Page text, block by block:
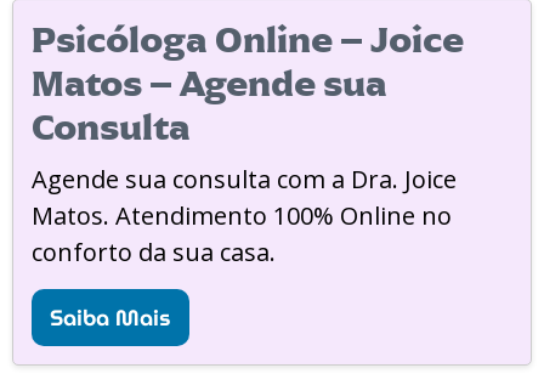
Psicóloga Online – Joice
Matos – Agende sua
Consulta
Agende sua consulta com a Dra. Joice
Matos. Atendimento 100% Online no
conforto da sua casa.
Saiba Mais